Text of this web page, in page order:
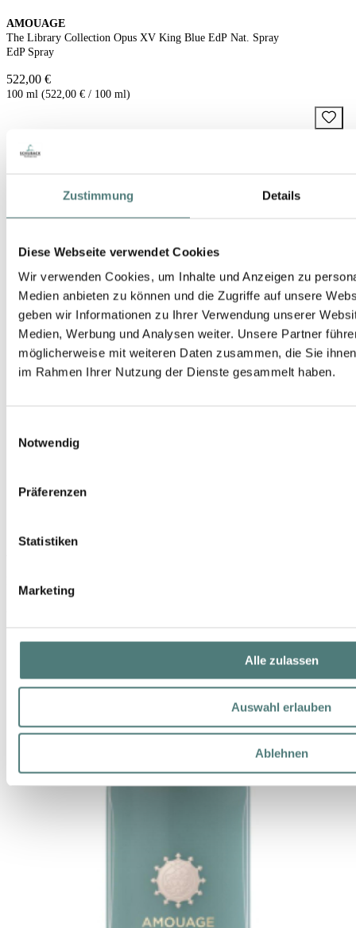
Zustimmung Details
Diese Webseite verwendet Cookies
Wir verwenden Cookies, um Inhalte und Anzeigen zu
Medien anbieten zu können und die Zugriffe auf unsere
geben wir Informationen zu Ihrer Verwendung unserer
Medien, Werbung und Analysen weiter. Unsere Partner
möglicherweise mit weiteren Daten zusammen, die Sie
im Rahmen Ihrer Nutzung der Dienste gesammelt haben.
Notwendig
Präferenzen
Statistiken
Marketing
Alle zulassen
Auswahl erlauben
Ablehnen
AMOUAGE
The Library Collection Opus XV King Blue EdP Nat. Spray
EdP Spray
522,00 €
100 ml (522,00 € / 100 ml)